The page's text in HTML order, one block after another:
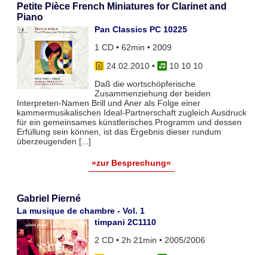
Petite Pièce French Miniatures for Clarinet and
Piano
Pan Classics PC 10225
1 CD • 62min • 2009
24.02.2010•
10 10 10
Daß die wortschöpferische
Zusammenziehung der beiden
Interpreten-Namen Brill und Aner als Folge einer
kammermusikalischen Ideal-Partnerschaft zugleich Ausdruck
für ein gemeinsames künstlerisches Programm und dessen
Erfüllung sein können, ist das Ergebnis dieser rundum
überzeugenden [...]
»zur Besprechung«
Gabriel Pierné
La musique de chambre - Vol. 1
timpani 2C1110
2 CD • 2h 21min • 2005/2006